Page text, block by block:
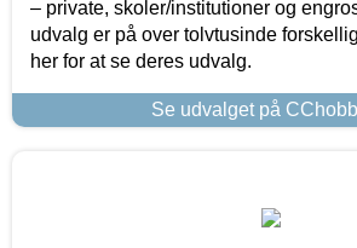
– private, skoler/institutioner og
udvalg er på over tolvtusinde
her for at se deres udvalg.
Se udvalget på